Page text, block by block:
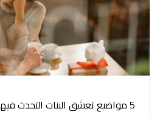
5 مواضيع تعشق البنات التحدث فيها، اكتشفها